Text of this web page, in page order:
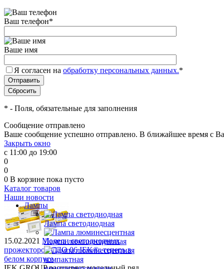
Ваш телефон*
Ваше имя
Я согласен на обработку персональных данных.*
* - Поля, обязательные для заполнения
Сообщение отправлено
Ваше сообщение успешно отправлено. В ближайшее время с
Закрыть окно
с 11:00 до 19:00
0
0
0 В корзине пока пусто
Каталог товаров
Лампы
Лампа светодиодная
Лампа люминесцентная
Наши новости
15.02.2021 Модели светодиодных
прожекторов СДО 06 IEK®: теперь в
белом корпусе